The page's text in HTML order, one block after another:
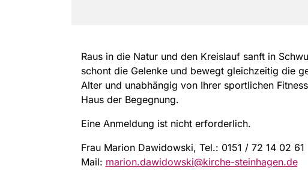
Raus in die Natur und den Kreislauf sanft in
schont die Gelenke und bewegt gleichzeitig die
Alter und unabhängig von Ihrer sportlichen
Haus der Begegnung.
Eine Anmeldung ist nicht erforderlich.
Frau Marion Dawidowski, Tel.: 0151 / 72 14 02 61
Mail: marion.dawidowski@kirche-steinhagen.de